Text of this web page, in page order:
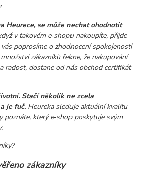
Heurece, se může nechat ohodnotit
v takovém e‑shopu nakoupíte, přijde
poprosíme o zhodnocení spokojenosti
zákazníků řekne, že nakupování
radost, dostane od nás obchod certifikát
Stačí několik ne zcela
je fuč. Heureka sleduje aktuální kvalitu
poznáte, který e‑shop poskytuje svým
zákazníky